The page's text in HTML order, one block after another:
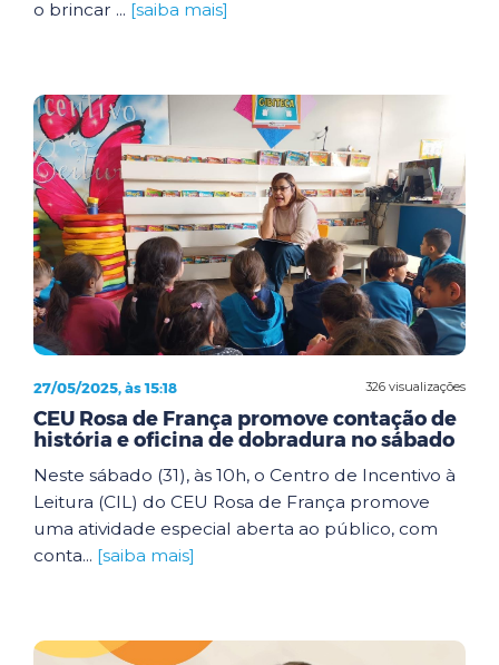
o brincar ... [saiba mais]
326 visualizações
27/05/2025, às 15:18
CEU Rosa de França promove contação de
história e oficina de dobradura no sábado
Neste sábado (31), às 10h, o Centro de Incentivo à
Leitura (CIL) do CEU Rosa de França promove
uma atividade especial aberta ao público, com
conta... [saiba mais]